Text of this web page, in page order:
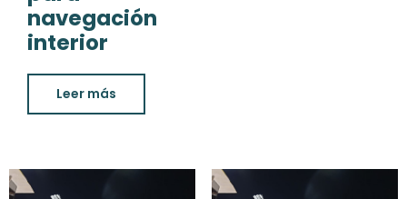
navegación
interior
Leer más